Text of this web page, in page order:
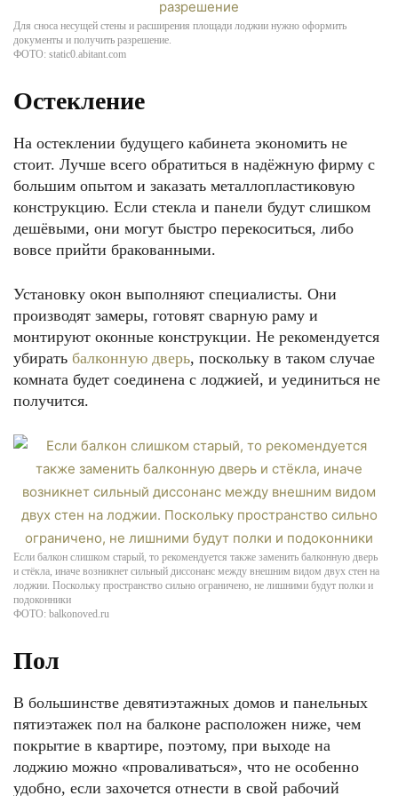
Для сноса несущей стены и расширения площади лоджии нужно оформить
документы и получить разрешение.
ФОТО: static0.abitant.com
Остекление
На остеклении будущего кабинета экономить не
стоит. Лучше всего обратиться в надёжную фирму с
большим опытом и заказать металлопластиковую
конструкцию. Если стекла и панели будут слишком
дешёвыми, они могут быстро перекоситься, либо
вовсе прийти бракованными.
Установку окон выполняют специалисты. Они
производят замеры, готовят сварную раму и
монтируют оконные конструкции. Не рекомендуется
убирать балконную дверь, поскольку в таком случае
комната будет соединена с лоджией, и уединиться не
получится.
Если балкон слишком старый, то рекомендуется также заменить балконную дверь
и стёкла, иначе возникнет сильный диссонанс между внешним видом двух стен на
лоджии. Поскольку пространство сильно ограничено, не лишними будут полки и
подоконники
ФОТО: balkonoved.ru
Пол
В большинстве девятиэтажных домов и панельных
пятиэтажек пол на балконе расположен ниже, чем
покрытие в квартире, поэтому, при выходе на
лоджию можно «проваливаться», что не особенно
удобно, если захочется отнести в свой рабочий